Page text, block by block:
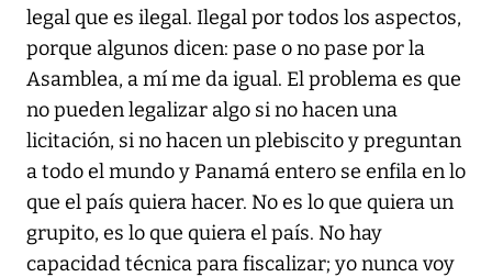
legal que es ilegal. Ilegal por todos los aspectos,
porque algunos dicen: pase o no pase por la
Asamblea, a mí me da igual. El problema es que
no pueden legalizar algo si no hacen una
licitación, si no hacen un plebiscito y preguntan
a todo el mundo y Panamá entero se enfila en lo
que el país quiera hacer. No es lo que quiera un
grupito, es lo que quiera el país. No hay
capacidad técnica para fiscalizar; yo nunca voy